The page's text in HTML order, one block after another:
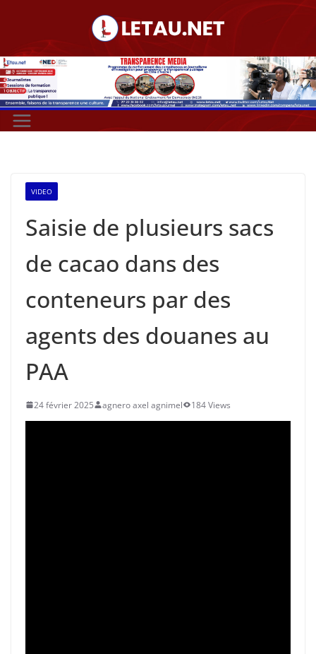
contenu
VIDEO
Saisie de plusieurs sacs
de cacao dans des
conteneurs par des
agents des douanes au
PAA
24 février 2025 agnero axel agnimel 184 Views